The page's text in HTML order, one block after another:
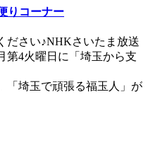
りコーナー
ださい♪NHKさいたま放送
第4火曜日に「埼玉から支
「埼玉で頑張る福玉人」が